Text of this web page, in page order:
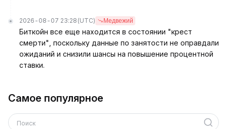
2026-08-07 23:28 (UTC) Медвежий
Биткойн все еще находится в состоянии "крест
смерти", поскольку данные по занятости не оправдали
ожиданий и снизили шансы на повышение процентной
ставки.
Самое популярное
Поиск